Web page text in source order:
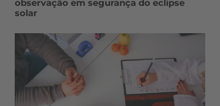
observação em segurança do eclipse
solar